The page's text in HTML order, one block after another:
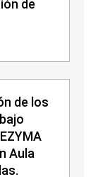
de
de los
Aula